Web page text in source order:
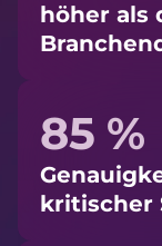
höher als
85 %
kritischer